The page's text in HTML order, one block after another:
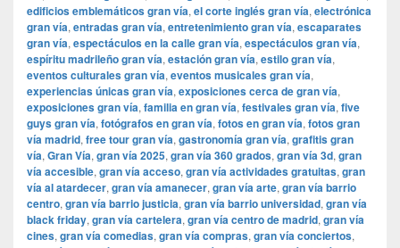
edificios emblemáticos gran vía, el corte inglés gran vía, electrónica
gran vía, entradas gran vía, entretenimiento gran vía, escaparates
gran vía, espectáculos en la calle gran vía, espectáculos gran vía,
espíritu madrileño gran vía, estación gran vía, estilo gran vía,
eventos culturales gran vía, eventos musicales gran vía,
experiencias únicas gran vía, exposiciones cerca de gran vía,
exposiciones gran vía, familia en gran vía, festivales gran vía, five
guys gran vía, fotógrafos en gran vía, fotos en gran vía, fotos gran
vía madrid, free tour gran vía, gastronomía gran vía, grafitis gran
vía, Gran Vía, gran vía 2025, gran vía 360 grados, gran vía 3d, gran
vía accesible, gran vía acceso, gran vía actividades gratuitas, gran
vía al atardecer, gran vía amanecer, gran vía arte, gran vía barrio
centro, gran vía barrio justicia, gran vía barrio universidad, gran vía
black friday, gran vía cartelera, gran vía centro de madrid, gran vía
cines, gran vía comedias, gran vía compras, gran vía conciertos,